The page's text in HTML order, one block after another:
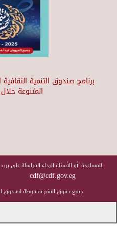
برنامج صندوق التنمية
المتنوعة
للمساعدة أو الأسئلة الرجاء المراسلة على بريد
cdf@cdf.gov.eg
جميع حقوق النشر محفوظة لصندوق